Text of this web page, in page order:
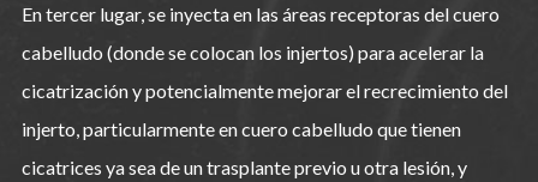
En tercer lugar, se inyecta en las áreas receptoras del cuero
cabelludo (donde se colocan los injertos) para acelerar la
cicatrización y potencialmente mejorar el recrecimiento del
injerto, particularmente en cuero cabelludo que tienen
cicatrices ya sea de un trasplante previo u otra lesión, y